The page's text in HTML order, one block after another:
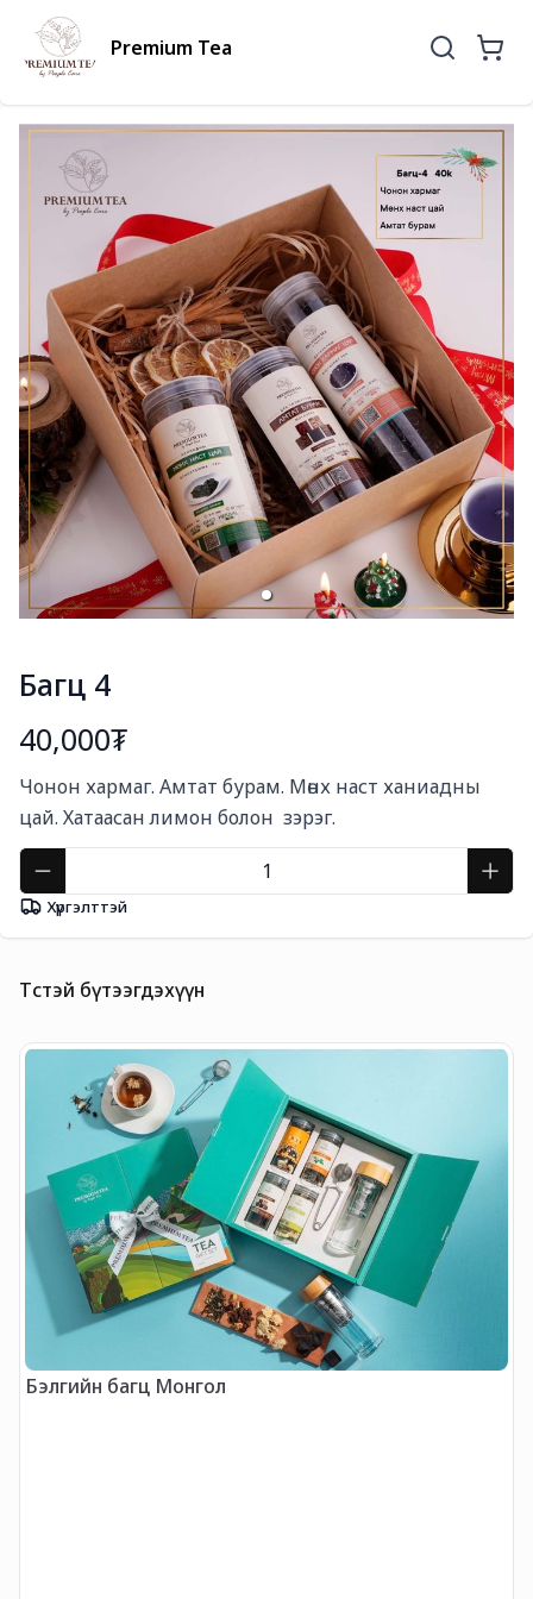
Premium Tea
Багц 4
40,000₮
Чонон хармаг. Амтат бурам. Мөнх наст ханиадны
цай. Хатаасан лимон болон  зэрэг.
Хүргэлттэй
Төстэй бүтээгдэхүүн
Бэлгийн багц Монгол